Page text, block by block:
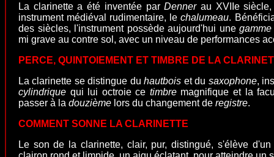
La clarinette a été inventée parDennerau XVIIe siècle,
instrument médiéval rudimentaire, lechalumeau.
des siècles, l'instrument possède aujourd'hui une
mi grave au contre sol, avec un niveau de performances
PERCE, QUINTOIEMENT ET TIMBRE DE LA
Laclarinette se distingue duhautbois et du saxophone,
cylindrique qui lui octroie ce timbremagnifique et la
passer à la douzième lors du changement de registre.
COMMENT SONNE LA CLARINETTE
Le son de la clarinette, clair, pur, distingué, s'élève